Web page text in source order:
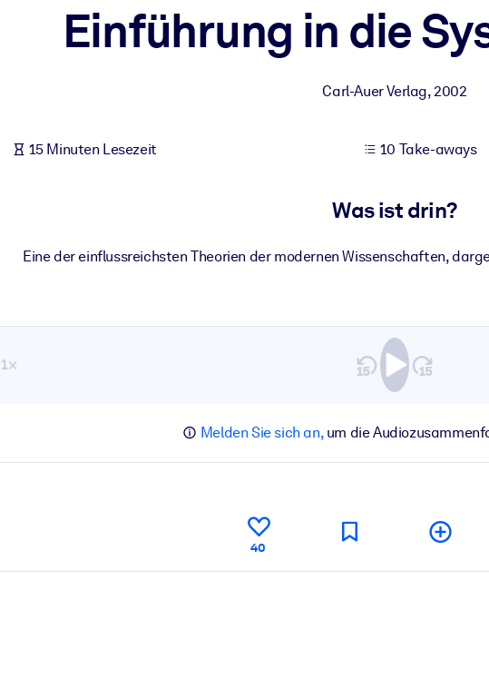
Einführung in die
Carl-Auer Verlag,2002
15 Minuten Lesezeit 10 Take-aways
Was ist drin?
Eine der einflussreichsten Theorien der modernen Wissenschaften,
1×
Melden Sie sich an,um die
40